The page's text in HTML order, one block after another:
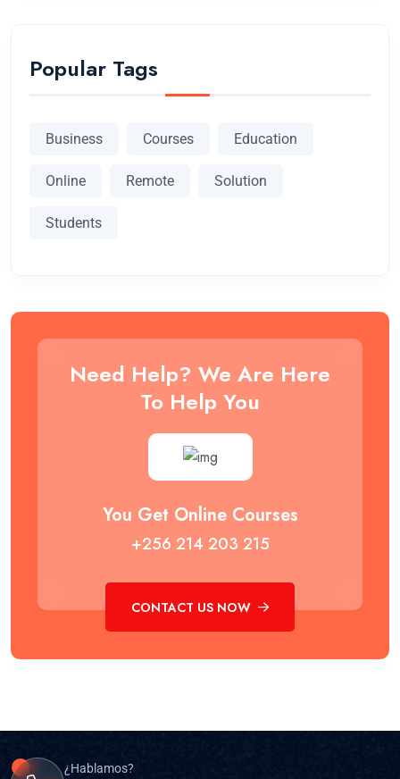
Popular Tags
Business Courses Education
Online Remote Solution
Students
Need Help? We Are Here
To Help You
You Get Online Courses
+256 214 203 215
CONTACT US NOW
¿Hablamos?